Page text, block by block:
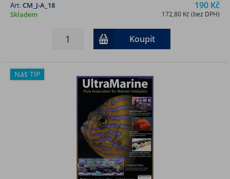
190 Kč
172,80 Kč (bez DPH)
Art:CM_J-A_18
Skladem
Koupit
Náš TIP